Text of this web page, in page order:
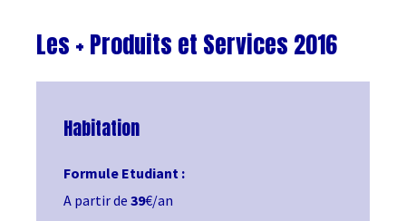
Les + Produits et Services 2016
Habitation
Formule Etudiant :
A partir de 39€/an